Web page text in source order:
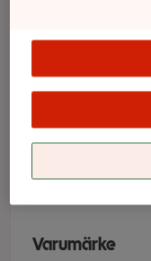
150ml
Varumärke